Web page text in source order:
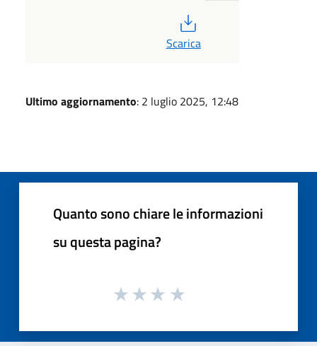
Scarica
Ultimo aggiornamento: 2 luglio 2025, 12:48
Quanto sono chiare le informazioni
su questa pagina?